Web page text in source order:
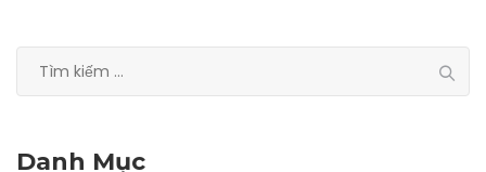
kiếm
Danh Mục